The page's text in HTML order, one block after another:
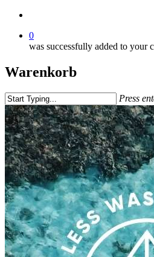
0
was successfully added to your
Warenkorb
Press